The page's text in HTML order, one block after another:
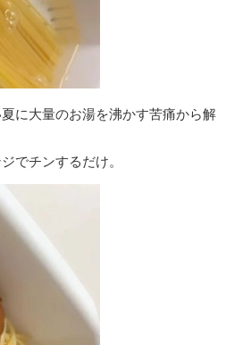
に大量のお湯を沸かす苦痛から解
でチンするだけ。